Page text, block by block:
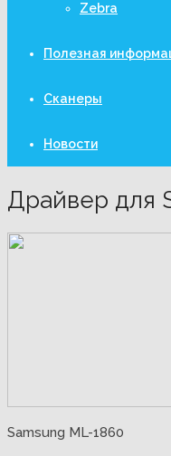
Zebra
Полезная
Сканеры
Новости
Драйвер для
Samsung ML-1860